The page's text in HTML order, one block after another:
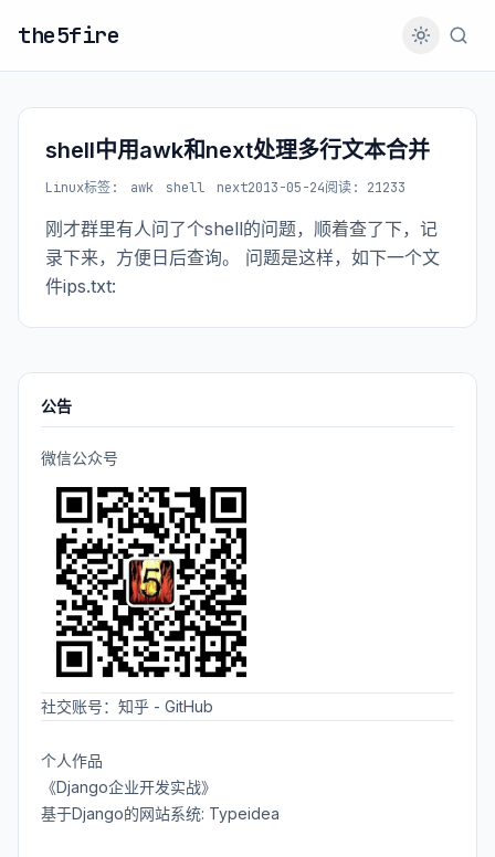
the5fire
shell中用awk和next处理多行文本合并
Linux标签: awk shell next2013-05-24阅读: 21233
刚才群里有人问了个shell的问题，顺着查了下，记
录下来，方便日后查询。 问题是这样，如下一个文
件ips.txt:
公告
微信公众号
社交账号： 知乎 - GitHub
个人作品
《Django企业开发实战》
基于Django的网站系统: Typeidea